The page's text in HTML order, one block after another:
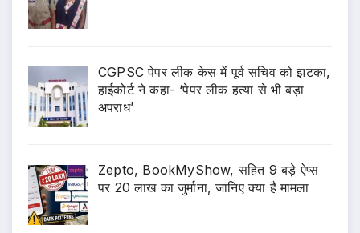
CGPSC पेपर लीक केस में पूर्व सचिव को झटका,
हाईकोर्ट ने कहा- ‘पेपर लीक हत्या से भी बड़ा
अपराध’
Zepto, BookMyShow, सहित 9 बड़े ऐप्स
पर 20 लाख का जुर्माना, जानिए क्या है मामला